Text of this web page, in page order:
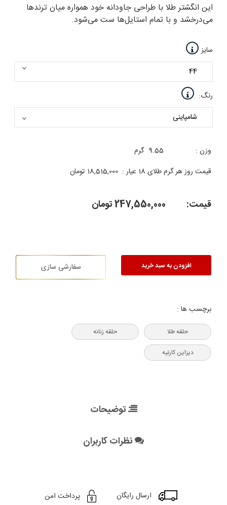
این انگشتر طلا با طراحی جاودانه خود همواره میان ترندها
می‌درخشد و با تمام استایل‌ها ست می‌شود.
سایز
رنگ:
وزن : 9.55 گرم
قیمت روز هر گرم طلای 18 عیار :
18,515,000 تومان
قیمت: 247,550,000تومان
افزودن به سبد خرید سفارشی سازی
برچسب ها :
حلقه طلا حلقه زنانه
دیزاین کارتیه
توضیحات
نظرات کاربران
ارسال رایگان پرداخت امن